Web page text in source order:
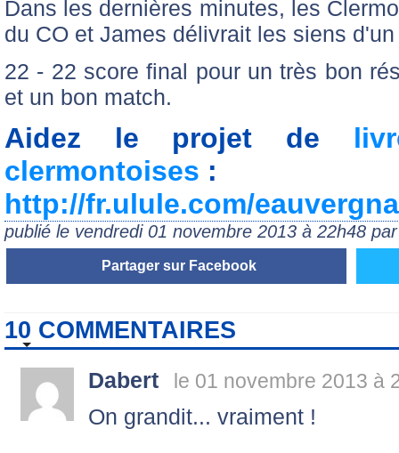
Dans les dernières minutes, les
du CO et James délivrait les siens
22 - 22 score final pour un très bon
et un bon match.
Aidez le projet de
clermontoises :
http://fr.ulule.com/
publié le vendredi 01 novembre 2013 à 22h48
Partager sur Facebook
10 COMMENTAIRES
Dabert le 01 novembre 2013 à
On grandit... vraiment !